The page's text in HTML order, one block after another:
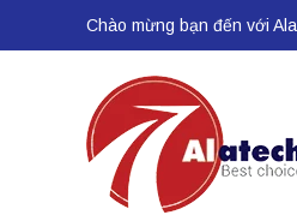
Chào mừng bạn đến với